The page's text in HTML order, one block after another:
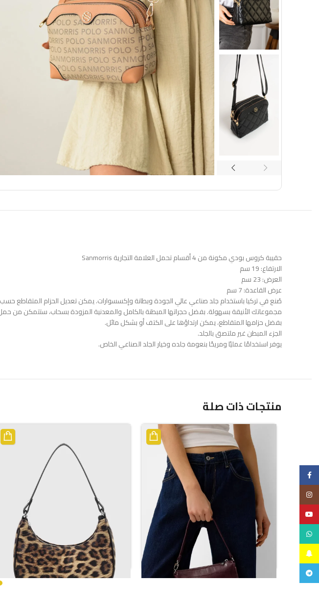
حقيبة كروس بودي مكونة من 4 أقسام تحمل العلامة التجارية Sanmorris
الارتفاع: 19 سم
العرض: 23 سم
عرض القاعدة: 7 سم
صُنع في تركيا باستخدام جلد صناعي عالي الجودة وبطانة وإكسسوارات. يمكن تعديل الحزام
مجموعاتك الأنيقة بسهولة. بفضل حجراتها المبطنة بالكامل والمعدنية المزودة بسحاب، ستتمكن
بفضل حزامها المتقاطع، يمكن ارتداؤها على الكتف أو بشكل مائل.
الجزء المبطن غير ملتصق بالجلد.
يوفر استخدامًا عمليًا ومريحًا بنعومة جلده وخيار الجلد الصناعي الخاص.
منتجات ذات صلة
WhatsApp